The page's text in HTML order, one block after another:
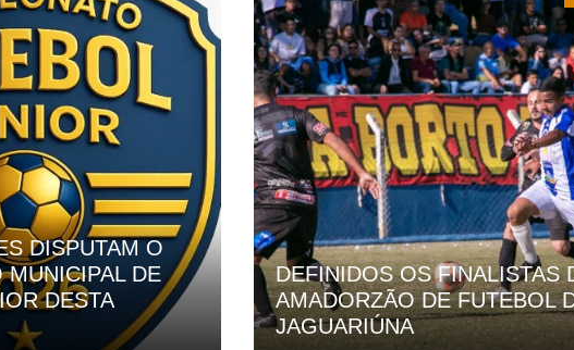
DEFINIDOS OS FINALISTAS DO
AMADORZÃO DE FUTEBOL DE
JAGUARIÚNA
ADAGA JOGA
LIDERANÇA
JAGUARIÚNA
FEMININO